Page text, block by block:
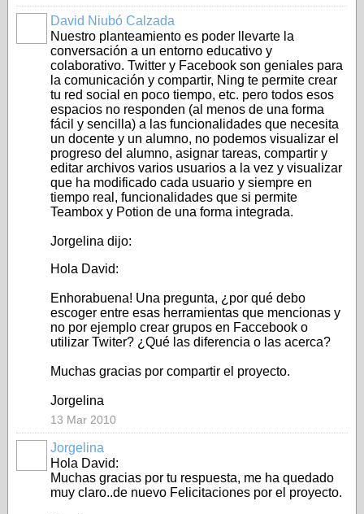
David Niubó Calzada
Nuestro planteamiento es poder llevarte la
conversación a un entorno educativo y
colaborativo. Twitter y Facebook son geniales para
la comunicación y compartir, Ning te permite crear
tu red social en poco tiempo, etc. pero todos esos
espacios no responden (al menos de una forma
fácil y sencilla) a las funcionalidades que necesita
un docente y un alumno, no podemos visualizar el
progreso del alumno, asignar tareas, compartir y
editar archivos varios usuarios a la vez y visualizar
que ha modificado cada usuario y siempre en
tiempo real, funcionalidades que si permite
Teambox y Potion de una forma integrada.
Jorgelina dijo:
Hola David:
Enhorabuena! Una pregunta, ¿por qué debo
escoger entre esas herramientas que mencionas y
no por ejemplo crear grupos en Faccebook o
utilizar Twiter? ¿Qué las diferencia o las acerca?
Muchas gracias por compartir el proyecto.
Jorgelina
13 Mar 2010
Jorgelina
Hola David:
Muchas gracias por tu respuesta, me ha quedado
muy claro..de nuevo Felicitaciones por el proyecto.